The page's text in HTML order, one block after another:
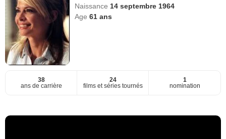
Naissance 14 septembre 1964
Age61 ans
38
ans de carrière
24
films et séries tournés
1
nomination